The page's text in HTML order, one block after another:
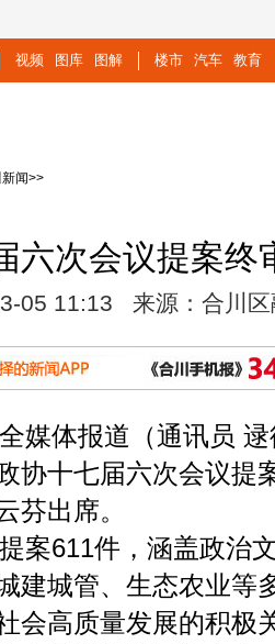
视频 图库 图解 楼市 汽车 教育
闻>>
六次会议提案终
05 11:13 来源：合川区
媒体报道（通讯员
协十七届六次会议提
芬出席。
案611件，涵盖政治
建城管、生态农业等
会高质量发展的积极